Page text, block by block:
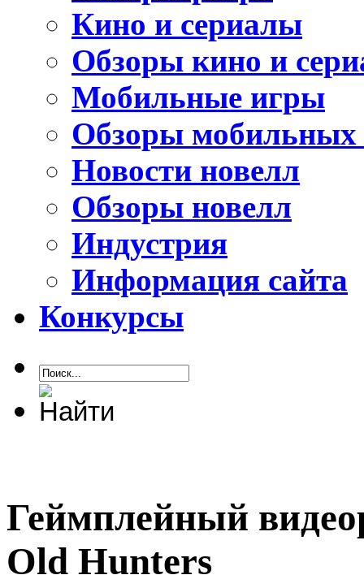
Кино и сериалы
Обзоры кино и
Мобильные игры
Обзоры мобильных
Новости новелл
Обзоры новелл
Индустрия
Информация сайта
Конкурсы
Геймплейный
Old Hunters